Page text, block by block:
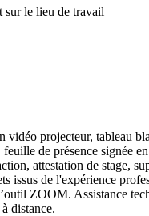
sur le lieu de travail
vidéo projecteur, tableau
de présence
attestation de stage,
issus de l'expérience
ZOOM. Assistance
distance.